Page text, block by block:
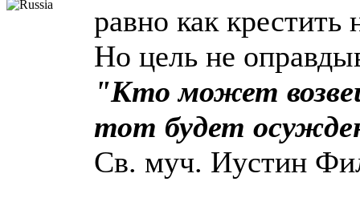
равно как крестить
Но цель не
"Кто может
тот будет
Св. муч. Иустин